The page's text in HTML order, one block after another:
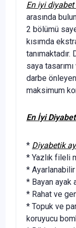
En iyi diyabet
arasında
2 bölümü
kısımda
saya
darbe
maksimum
En İyi
* Diyabetik
* Yazlık fileli
*
* Bayan ayak
* Rahat ve
* Topuk ve
koruyucu